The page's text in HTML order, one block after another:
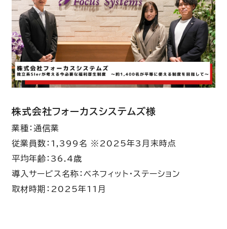
株式会社フォーカスシステムズ様
業種：通信業
従業員数：1,399名 ※2025年3月末時点
平均年齢：36.4歳
導入サービス名称：ベネフィット・ステーション
取材時期：2025年11月